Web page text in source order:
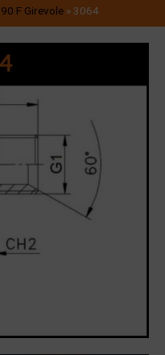
F Girevole»3064